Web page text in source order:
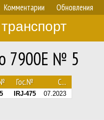
Комментарии Обновления
7900E № 5
Гос.№ С...
5 IRJ-475 07.2023